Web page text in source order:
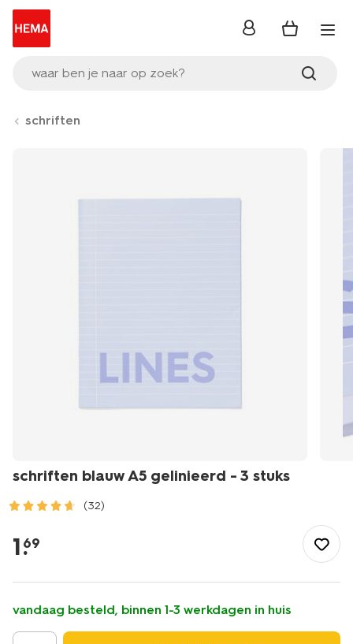
waar ben je naar op zoek?
inloggen
schriften
schriften blauw A5 gelinieerd - 3 stuks
(32)
kantoor/schriften-
boekjes/schriften/schriften-
a5-
gelinieerd-
-
-3-
1.
69
vandaag besteld, binnen 1-3 werkdagen in huis